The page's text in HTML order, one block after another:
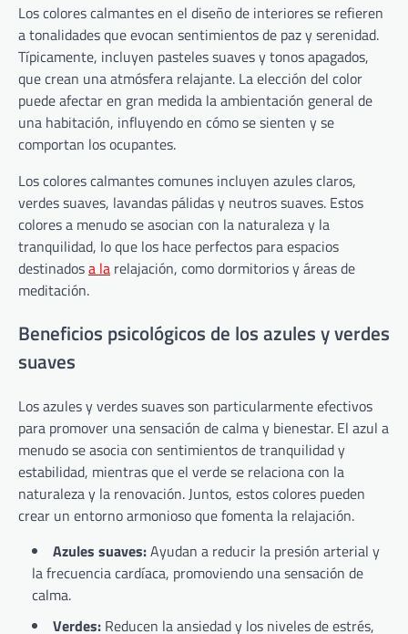
Los colores calmantes en el diseño de interiores se refieren
a tonalidades que evocan sentimientos de paz y serenidad.
Típicamente, incluyen pasteles suaves y tonos apagados,
que crean una atmósfera relajante. La elección del color
puede afectar en gran medida la ambientación general de
una habitación, influyendo en cómo se sienten y se
comportan los ocupantes.
Los colores calmantes comunes incluyen azules claros,
verdes suaves, lavandas pálidas y neutros suaves. Estos
colores a menudo se asocian con la naturaleza y la
tranquilidad, lo que los hace perfectos para espacios
destinadosa la relajación, como dormitorios y áreas de
meditación.
Beneficios psicológicos de los azules y verdes
suaves
Los azules y verdes suaves son particularmente efectivos
para promover una sensación de calma y bienestar. El azul a
menudo se asocia con sentimientos de tranquilidad y
estabilidad, mientras que el verde se relaciona con la
naturaleza y la renovación. Juntos, estos colores pueden
crear un entorno armonioso que fomenta la relajación.
Azules suaves:Ayudan a reducir la presión arterial y
la frecuencia cardíaca, promoviendo una sensación de
calma.
Verdes: Reducen la ansiedad y los niveles de estrés,